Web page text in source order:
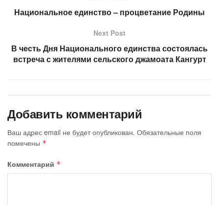
Национальное единство – процветание Родины
Next Post
В честь Дня Национального единства состоялась
встреча с жителями сельского джамоата Кангурт
Добавить комментарий
Ваш адрес email не будет опубликован. Обязательные поля
помечены *
Комментарий *